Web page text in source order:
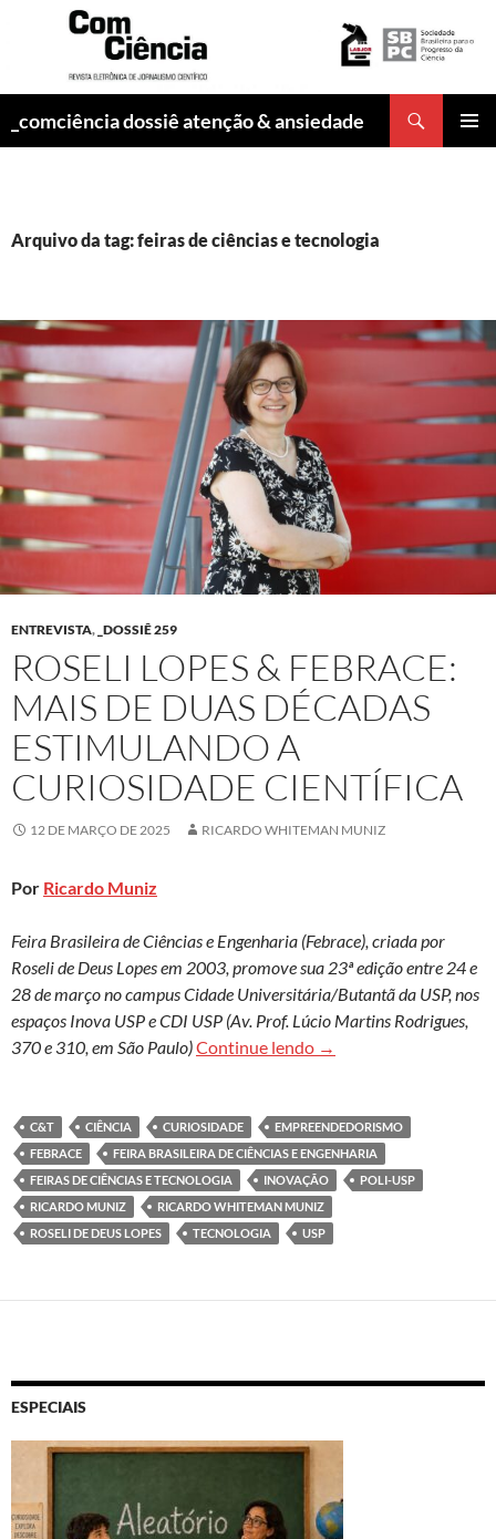
_comciência dossiê atenção & ansiedade
Arquivo da tag: feiras de ciências e tecnologia
ENTREVISTA, _DOSSIÊ 259
ROSELI LOPES & FEBRACE:
MAIS DE DUAS DÉCADAS
ESTIMULANDO A
CURIOSIDADE CIENTÍFICA
12 DE MARÇO DE 2025 RICARDO WHITEMAN MUNIZ
Por Ricardo Muniz
Feira Brasileira de Ciências e Engenharia (Febrace), criada por
Roseli de Deus Lopes em 2003, promove sua 23ª edição entre 24 e
28 de março no campus Cidade Universitária/Butantã da USP, nos
espaços Inova USP e CDI USP (Av. Prof. Lúcio Martins Rodrigues,
370 e 310, em São Paulo)Continue lendo Roseli Lopes &
→
C&T CIÊNCIA CURIOSIDADE
EMPREENDEDORISMO
FEBRACE
FEIRA BRASILEIRA DE CIÊNCIAS E ENGENHARIA
FEIRAS DE CIÊNCIAS E TECNOLOGIA
INOVAÇÃO
POLI-USP
RICARDO MUNIZ
RICARDO WHITEMAN MUNIZ
ROSELI DE DEUS LOPES
TECNOLOGIA USP
ESPECIAIS